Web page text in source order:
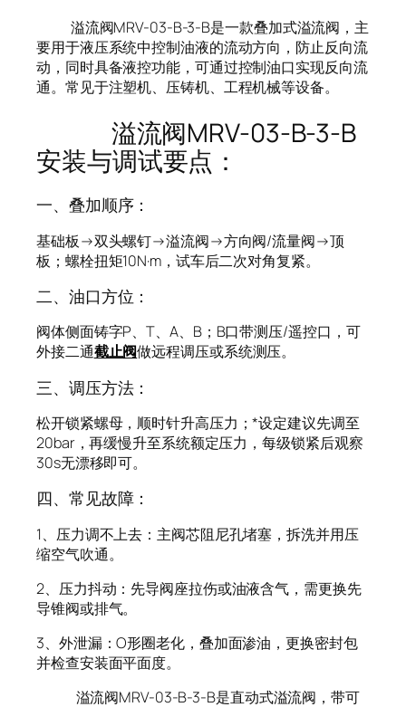
溢流阀MRV-03-B-3-B是一款叠加式溢流阀，主
要用于液压系统中控制油液的流动方向，防止反向流
动，同时具备液控功能，可通过控制油口实现反向流
通。常见于注塑机、压铸机、工程机械等设备。
溢流阀MRV-03-B-3-B
安装与调试要点：
一、叠加顺序：
基础板→双头螺钉→溢流阀→方向阀/流量阀→顶
板；螺栓扭矩10N·m，试车后二次对角复紧。
二、油口方位：
阀体侧面铸字P、T、A、B；B口带测压/遥控口，可
外接二通截止阀做远程调压或系统测压。
三、调压方法：
松开锁紧螺母，顺时针升高压力；*设定建议先调至
20bar，再缓慢升至系统额定压力，每级锁紧后观察
30s无漂移即可。
四、常见故障：
1、压力调不上去：主阀芯阻尼孔堵塞，拆洗并用压
缩空气吹通。
2、压力抖动：先导阀座拉伤或油液含气，需更换先
导锥阀或排气。
3、外泄漏：O形圈老化，叠加面渗油，更换密封包
并检查安装面平面度。
溢流阀MRV-03-B-3-B是直动式溢流阀，带可